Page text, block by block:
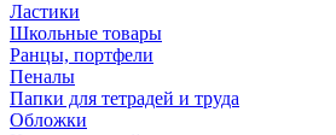
Ластики
Школьные товары
Ранцы, портфели
Пеналы
Папки для тетрадей и труда
Обложки